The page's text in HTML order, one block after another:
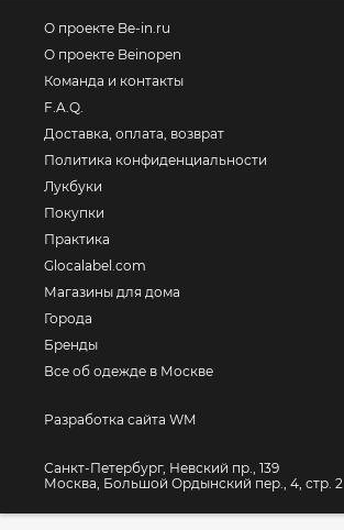
О проекте Be-in.ru
О проекте Beinopen
Команда и контакты
F.A.Q.
Доставка, оплата, возврат
Политика конфиденциальности
Лукбуки
Покупки
Практика
Glocalabel.com
Магазины для дома
Города
Бренды
Все об одежде в Москве
Разработка сайта WM
Санкт-Петербург, Невский пр., 139
Москва, Большой Ордынский пер., 4, стр. 2